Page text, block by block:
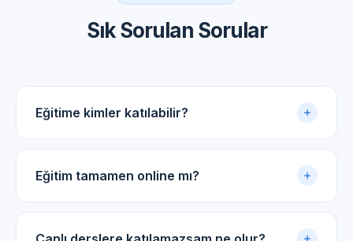
Sık Sorulan Sorular
Eğitime kimler katılabilir?
Akupunktur uygulama sertifikasına sahip tüm tıp
doktorları ve diş hekimleri için uygundur.
Eğitim tamamen online mı?
Evet. Eğitim online panel üzerinden yürütülür. Canlı
dersler, kayıtlı video arşivi ve PDF ders notlarıyla